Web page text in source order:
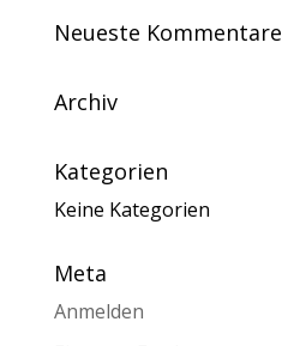
Neueste Kommentare
Archiv
Kategorien
Keine Kategorien
Meta
Anmelden